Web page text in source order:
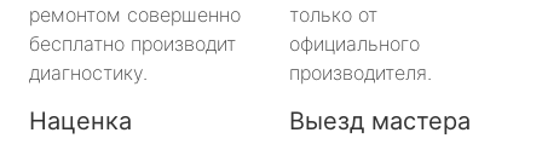
ремонтом совершенно
бесплатно производит
диагностику.
только от
официального
производителя.
Наценка Выезд мастера